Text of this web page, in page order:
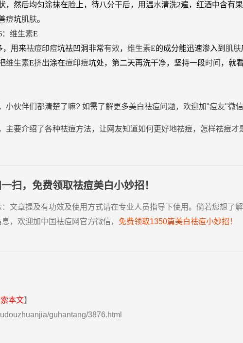
，然后均匀涂抹在脸 上，待八分干后，用温水清洗2遍，红酒中含有
痘坑肌肤。
维生素E
，用来祛痘印痘坑祛凹洞非常有效， 维生素E的成分能迅速渗入到 肌肤
维生素E挤出涂在痘印痘坑处，第二天再洗干净，坚持一段时间 ，就
小伙伴们都清楚了嘛? 如需了解更多美白祛痘问题，欢迎加"痘友"微
主要介绍了各种祛痘方法，让网友知道如何更好地祛痘，怎样祛痘
扫，免费领取祛痘美白小妙招！
文章提及有功效及使用方式请在专业人员指导下使用。倘若您想了
，欢迎加中国祛痘网官方微信， 免费领取1350篇美白祛痘小妙招！
本文】
guhantang/3876.html